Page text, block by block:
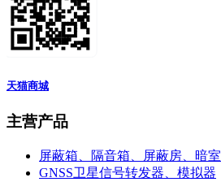
天猫商城
主营产品
屏蔽箱、隔音箱、屏蔽房、暗室
GNSS卫星信号转发器、模拟器